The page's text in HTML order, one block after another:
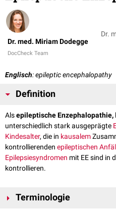
Dr. med. Miriam Dodegge
DocCheck Team
Dr.
Englisch: epileptic encephalopathy
Definition
Alsepileptische Enzephalopathie,
unterschiedlich stark ausgeprägte
Kindesalter, die in kausalem
kontrollierenden epileptischen
Epilepsiesyndromen mit EE sind in
kontrollieren.
Terminologie